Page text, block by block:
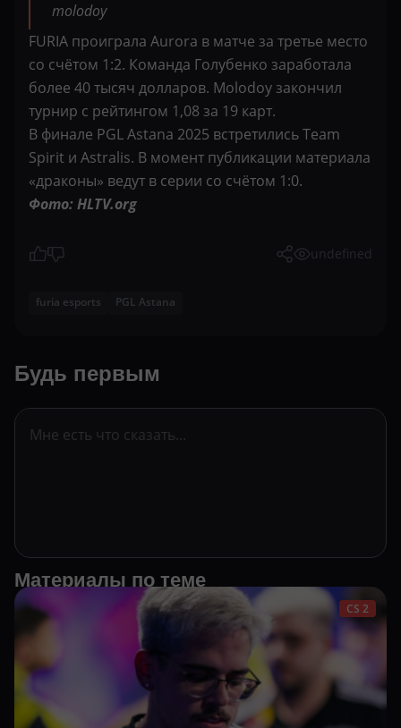
molodoy
FURIA проиграла Aurora в матче за третье место
со счётом 1:2. Команда Голубенко заработала
более 40 тысяч долларов. Molodoy закончил
турнир с рейтингом 1,08 за 19 карт.
В финале PGL Astana 2025 встретились Team
Spirit и Astralis. В момент публикации материала
«драконы» ведут в серии со счётом 1:0.
Фото: HLTV.org
undefined
furia esports PGL Astana
Будь первым
Материалы по теме
CS 2